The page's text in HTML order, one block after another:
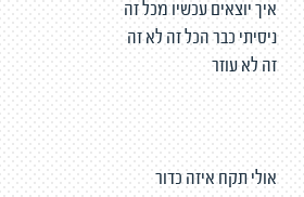
איך יוצאים עכשיו מכל זה
ניסיתי כבר הכל זה לא זה
זה לא עוזר
אולי תקח איזה כדור